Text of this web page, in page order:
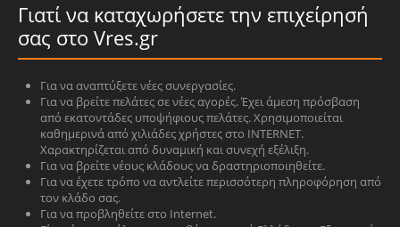
Γιατί να καταχωρήσετε την επιχείρησή
σας στο Vres.gr
Για να αναπτύξετε νέες συνεργασίες.
Για να βρείτε πελάτες σε νέες αγορές. Έχει άμεση πρόσβαση
από εκατοντάδες υποψήφιους πελάτες. Χρησιμοποιείται
καθημερινά από χιλιάδες χρήστες στο INTERNET.
Χαρακτηρίζεται από δυναμική και συνεχή εξέλιξη.
Για να βρείτε νέους κλάδους να δραστηριοποιηθείτε.
Για να έχετε τρόπο να αντλείτε περισσότερη πληροφόρηση από
τον κλάδο σας.
Για να προβληθείτε στο Internet.